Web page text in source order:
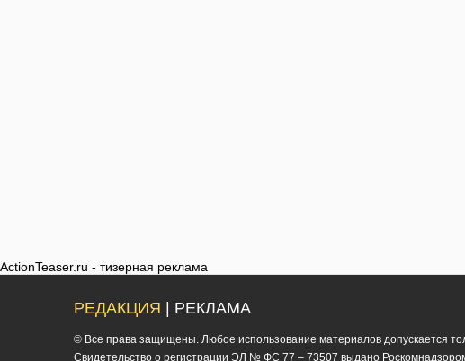
ActionTeaser.ru - тизерная реклама
РЕДАКЦИЯ | РЕКЛАМА
© Все права защищены. Любое использование материалов допускается
Cвидетельство о регистрации ЭЛ № ФС 77 – 73507 выдано Роскомнадзором